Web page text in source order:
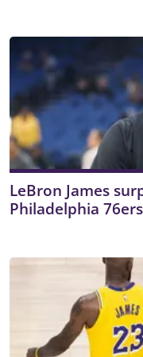
LeBron James
Philadelphia 76ers